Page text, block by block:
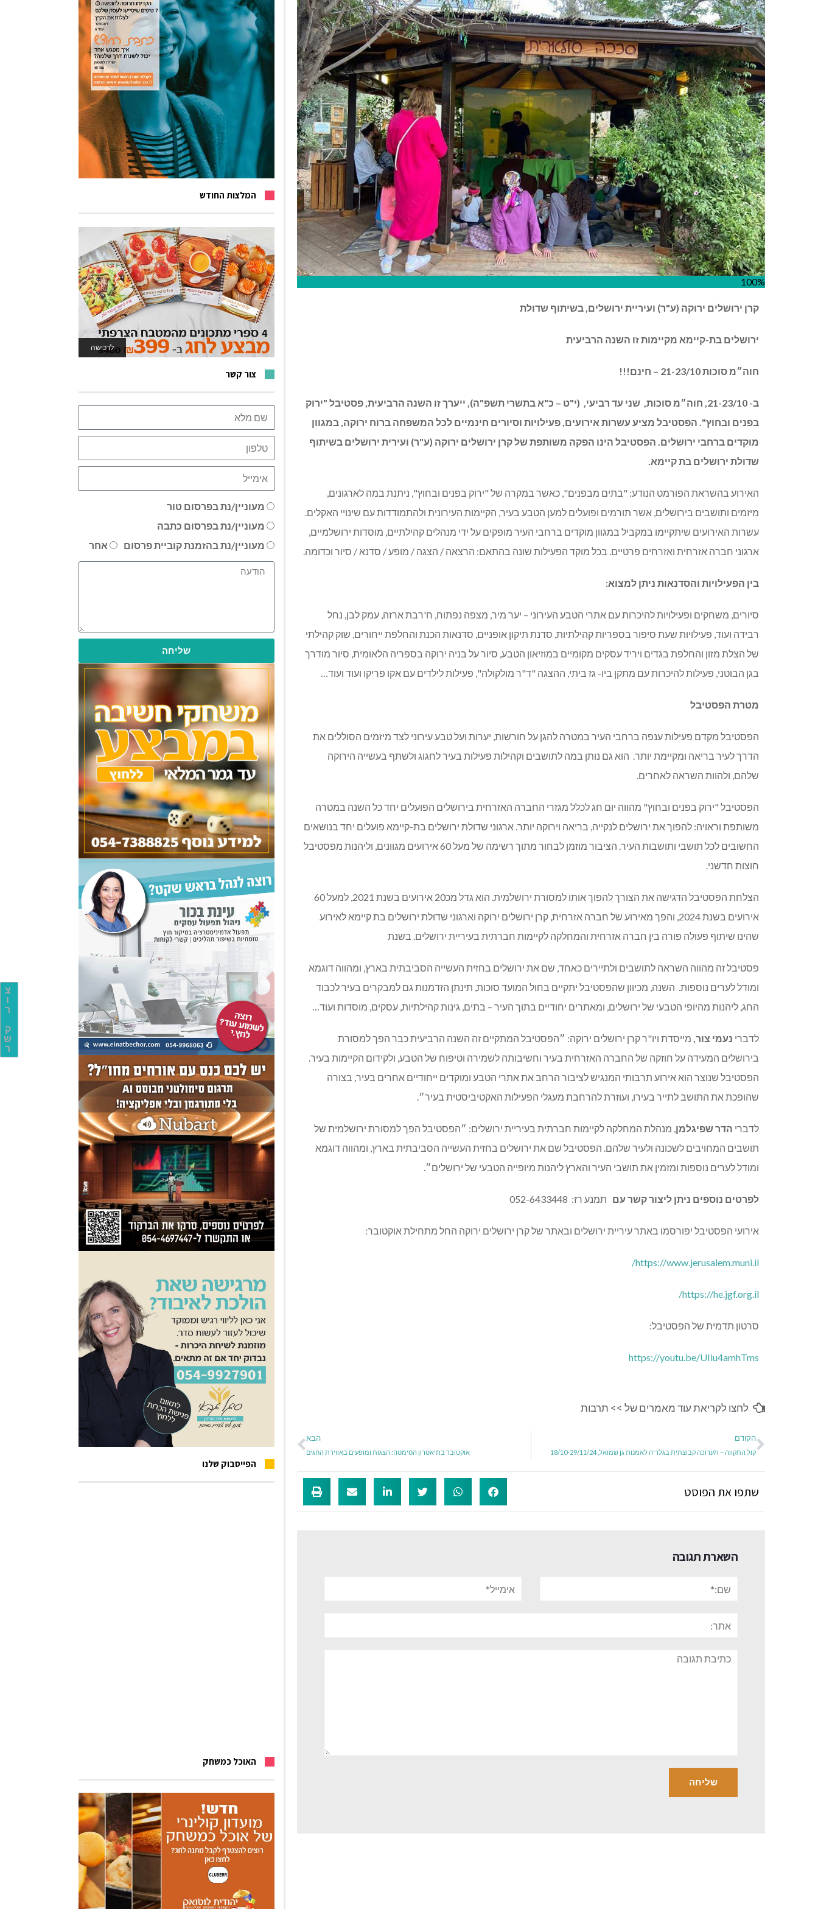
צ
ו
ר
ק
ש
ר
100%
קרן ירושלים ירוקה (ע"ר) ועיריית ירושלים, בשיתוף שדולת
ירושלים בת-קיימא מקיימות זו השנה הרביעית
חוה״מ סוכות 21-23/10 – חינם!!!
ב- 21-23/10, חוה״מ סוכות, שני עד רביעי, (י"ט – כ"א בתשרי תשפ"ה), ייערך זו השנה הרביעית, פסטיבל "ירוק
בפנים ובחוץ". הפסטיבל מציע עשרות אירועים, פעילויות וסיורים חינמיים לכל המשפחה ברוח ירוקה, במגוון
מוקדים ברחבי ירושלים. הפסטיבל הינו הפקה משותפת של קרן ירושלים ירוקה (ע"ר) ועירית ירושלים בשיתוף
שדולת ירושלים בת קיימא.
האירוע בהשראת הפורמט הנודע: "בתים מבפנים", כאשר במקרה של "ירוק בפנים ובחוץ", ניתנת במה לארגונים,
מיזמים ותושבים בירושלים, אשר תורמים ופועלים למען הטבע בעיר, הקיימות העירונית ולהתמודדות עם שינויי האקלים.
עשרות האירועים שיתקיימו במקביל במגוון מוקדים ברחבי העיר מופקים על ידי מנהלים קהילתיים, מוסדות ירושלמיים,
ארגוני חברה אזרחית ואזרחים פרטיים. בכל מוקד הפעילות שונה בהתאם: הרצאה / הצגה / מופע / סדנא / סיור וכדומה.
בין הפעילויות והסדנאות ניתן למצוא:
סיורים, משחקים ופעילויות להיכרות עם אתרי הטבע העירוני – יער מיר, מצפה נפתוח, ח'רבת ארזה, עמק לבן, נחל
רבידה ועוד, פעילויות שעת סיפור בספריות קהילתיות, סדנת תיקון אופניים, סדנאות הכנת והחלפת ייחורים, שוק קהילתי
של הצלת מזון והחלפת בגדים ויריד עסקים מקומיים במוזיאון הטבע, סיור על בניה ירוקה בספריה הלאומית, סיור מודרך
בגן הבוטני, פעילות להיכרות עם מתקן ביו- גז ביתי, ההצגה "ד"ר מולקולה", פעילות לילדים עם אקו פריקו ועוד ועוד…
מטרת הפסטיבל
הפסטיבל מקדם פעילות ענפה ברחבי העיר במטרה להגן על חורשות, יערות ועל טבע עירוני לצד מיזמים הסוללים את
הדרך לעיר בריאה ומקיימת יותר. הוא גם נותן במה לתושבים וקהילות פעילות בעיר לחגוג ולשתף בעשייה הירוקה
שלהם, ולהוות השראה לאחרים.
הפסטיבל "ירוק בפנים ובחוץ" מהווה יום חג לכלל מגזרי החברה האזרחית בירושלים הפועלים יחד כל השנה במטרה
משותפת וראויה: להפוך את ירושלים לנקייה, בריאה וירוקה יותר. ארגוני שדולת ירושלים בת-קיימא פועלים יחד בנושאים
החשובים לכל תושבי ותושבות העיר. הציבור מוזמן לבחור מתוך רשימה של מעל 60 אירועים מגוונים, וליהנות מפסטיבל
חוצות חדשני.
הצלחת הפסטיבל הדגישה את הצורך להפוך אותו למסורת ירושלמית. הוא גדל מכ20 אירועים בשנת 2021, למעל 60
אירועים בשנת 2024, והפך מאירוע של חברה אזרחית, קרן ירושלים ירוקה וארגוני שדולת ירושלים בת קיימא לאירוע
שהינו שיתוף פעולה פורה בין חברה אזרחית והמחלקה לקיימות חברתית בעיריית ירושלים. בשנת
פסטיבל זה מהווה השראה לתושבים ולתיירים כאחד, שם את ירושלים בחזית העשייה הסביבתית בארץ, ומהווה דוגמא
ומודל לערים נוספות. השנה, מכיוון שהפסטיבל יתקיים בחול המועד סוכות, תינתן הזדמנות גם למבקרים בעיר לכבוד
החג, ליהנות מהיופי הטבעי של ירושלים, ומאתרים יחודיים בתוך העיר – בתים, גינות קהילתיות, עסקים, מוסדות ועוד…
לדברי נעמי צור, מייסדת ויו"ר קרן ירושלים ירוקה: ״הפסטיבל המתקיים זה השנה הרביעית כבר הפך למסורת
בירושלים המעידה על חוזקה של החברה האזרחית בעיר וחשיבותה לשמירה וטיפוח של הטבע, ולקידום הקיימות בעיר.
הפסטיבל שנוצר הוא אירוע תרבותי המנגיש לציבור הרחב את אתרי הטבע ומוקדים ייחודיים אחרים בעיר, בצורה
שהופכת את התושב לתייר בעירו, ועוזרת להרחבת מעגלי הפעילות האקטיביסטית בעיר״.
לדברי הדר שפיגלמן, מנהלת המחלקה לקיימות חברתית בעיריית ירושלים: ״הפסטיבל הפך למסורת ירושלמית של
תושבים המחויבים לשכונה ולעיר שלהם. הפסטיבל שם את ירושלים בחזית העשייה הסביבתית בארץ, ומהווה דוגמא
ומודל לערים נוספות ומזמין את תושבי העיר והארץ ליהנות מיופייה הטבעי של ירושלים״.
לפרטים נוספים ניתן ליצור קשר עם תמנע רז: 052-6433448
אירועי הפסטיבל יפורסמו באתר עיריית ירושלים ובאתר של קרן ירושלים ירוקה החל מתחילת אוקטובר:
https://www.jerusalem.muni.il/
https://he.jgf.org.il/
סרטון תדמית של הפסטיבל:
https://youtu.be/UIiu4amhTms
לחצו לקריאת עוד מאמרים של >> תרבות
הקודם
קול התקווה – תערוכה קבוצתית בגלריה לאמנות גן שמואל, 18/10-29/11/24
הבא
אוקטובר בתיאטרון הסימטה: הצגות ומופעים באווירת החגים
שתפו את הפוסט
השארת תגובה
תגובה
המלצות החודש
לרכישה
לאתר המשחקים
צור קשר
מעוניין/נת בפרסום טור
מעוניין/נת בפרסום כתבה
מעוניין/נת בהזמנת קוביית פרסום
אחר
שליחה
הפייסבוק שלנו
האוכל כמשחק